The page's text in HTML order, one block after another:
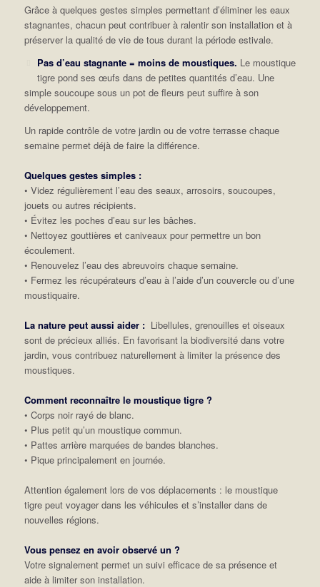
Grâce à quelques gestes simples permettant d’éliminer les eaux
stagnantes, chacun peut contribuer à ralentir son installation et à
préserver la qualité de vie de tous durant la période estivale.
Pas d’eau stagnante = moins de moustiques. Le moustique
tigre pond ses œufs dans de petites quantités d’eau. Une
simple soucoupe sous un pot de fleurs peut suffire à son
développement.
Un rapide contrôle de votre jardin ou de votre terrasse chaque
semaine permet déjà de faire la différence.
Quelques gestes simples :
• Videz régulièrement l’eau des seaux, arrosoirs, soucoupes,
jouets ou autres récipients.
• Évitez les poches d’eau sur les bâches.
• Nettoyez gouttières et caniveaux pour permettre un bon
écoulement.
• Renouvelez l’eau des abreuvoirs chaque semaine.
• Fermez les récupérateurs d’eau à l’aide d’un couvercle ou d’une
moustiquaire.
La nature peut aussi aider : Libellules, grenouilles et oiseaux
sont de précieux alliés. En favorisant la biodiversité dans votre
jardin, vous contribuez naturellement à limiter la présence des
moustiques.
Comment reconnaître le moustique tigre ?
• Corps noir rayé de blanc.
• Plus petit qu’un moustique commun.
• Pattes arrière marquées de bandes blanches.
• Pique principalement en journée.
Attention également lors de vos déplacements : le moustique
tigre peut voyager dans les véhicules et s’installer dans de
nouvelles régions.
Vous pensez en avoir observé un ?
Votre signalement permet un suivi efficace de sa présence et
aide à limiter son installation.